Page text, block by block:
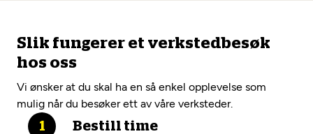
Slik fungerer et verkstedbesøk
hos oss
Vi ønsker at du skal ha en så enkel opplevelse som
mulig når du besøker ett av våre verksteder.
Bestill time